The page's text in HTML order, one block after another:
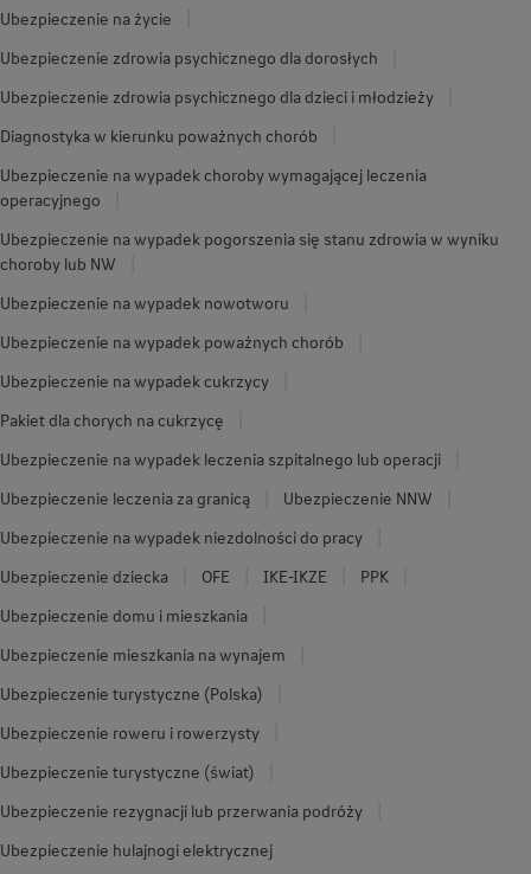
Ubezpieczenie na życie
Ubezpieczenie zdrowia psychicznego dla dorosłych
Ubezpieczenie zdrowia psychicznego dla dzieci i młodzieży
Diagnostyka w kierunku poważnych chorób
Ubezpieczenie na wypadek choroby wymagającej leczenia
operacyjnego
Ubezpieczenie na wypadek pogorszenia się stanu zdrowia w wyniku
choroby lub NW
Ubezpieczenie na wypadek nowotworu
Ubezpieczenie na wypadek poważnych chorób
Ubezpieczenie na wypadek cukrzycy
Pakiet dla chorych na cukrzycę
Ubezpieczenie na wypadek leczenia szpitalnego lub operacji
Ubezpieczenie leczenia za granicą
Ubezpieczenie NNW
Ubezpieczenie na wypadek niezdolności do pracy
Ubezpieczenie dziecka
OFE IKE-IKZE
PPK
Ubezpieczenie domu i mieszkania
Ubezpieczenie mieszkania na wynajem
Ubezpieczenie turystyczne (Polska)
Ubezpieczenie roweru i rowerzysty
Ubezpieczenie turystyczne (świat)
Ubezpieczenie rezygnacji lub przerwania podróży
Ubezpieczenie hulajnogi elektrycznej